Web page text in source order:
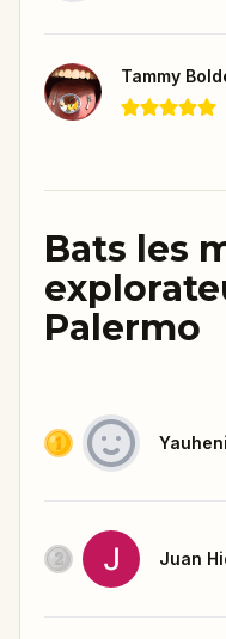
Tammy
Bats les
Palermo
Yauheni
Juan